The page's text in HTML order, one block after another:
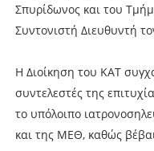
Σπυρίδωνος και του
Συντονιστή Διευθυντή
Η Διοίκηση του ΚΑΤ
συντελεστές της
το υπόλοιπο
και της ΜΕΘ, καθώς